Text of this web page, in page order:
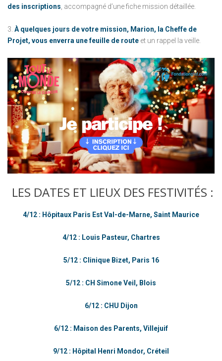
des inscriptions, accompagné d’une fiche mission détaillée.
3. À quelques jours de votre mission, Marion, la Cheffe de
Projet, vous enverra une feuille de route et un rappel la veille.
LES DATES ET LIEUX DES FESTIVITÉS :
4/12 : Hôpitaux Paris Est Val-de-Marne, Saint Maurice
4/12 : Louis Pasteur, Chartres
5/12 : Clinique Bizet, Paris 16
5/12 : CH Simone Veil, Blois
6/12 : CHU Dijon
6/12 : Maison des Parents, Villejuif
9/12 : Hôpital Henri Mondor, Créteil